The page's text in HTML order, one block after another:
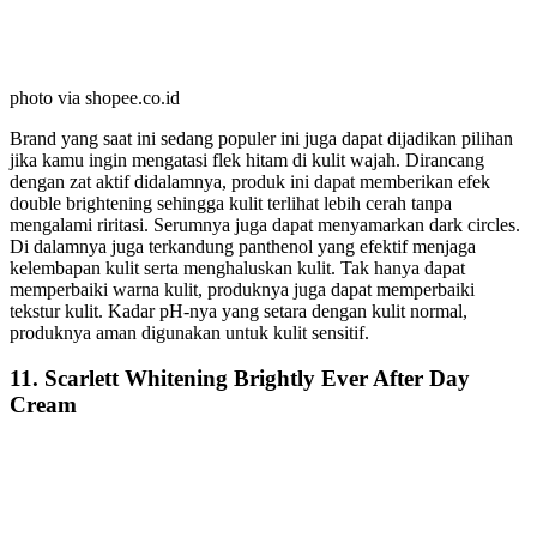
photo via shopee.co.id
Brand yang saat ini sedang populer ini juga dapat dijadikan pilihan
jika kamu ingin mengatasi flek hitam di kulit wajah. Dirancang
dengan zat aktif didalamnya, produk ini dapat memberikan efek
double brightening sehingga kulit terlihat lebih cerah tanpa
mengalami riritasi. Serumnya juga dapat menyamarkan dark circles.
Di dalamnya juga terkandung panthenol yang efektif menjaga
kelembapan kulit serta menghaluskan kulit. Tak hanya dapat
memperbaiki warna kulit, produknya juga dapat memperbaiki
tekstur kulit. Kadar pH-nya yang setara dengan kulit normal,
produknya aman digunakan untuk kulit sensitif.
11. Scarlett Whitening Brightly Ever After Day
Cream